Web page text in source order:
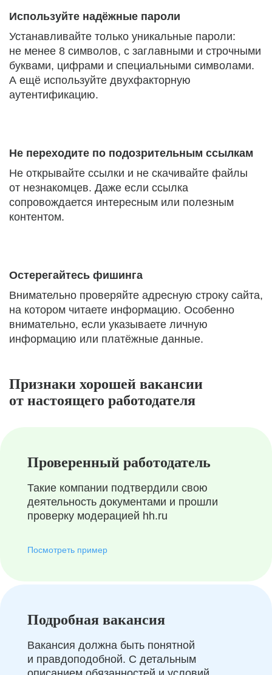
Используйте надёжные пароли
Устанавливайте только уникальные пароли:
не менее 8 символов, с заглавными и строчными
буквами, цифрами и специальными символами.
А ещё используйте двухфакторную
аутентификацию.
Не переходите по подозрительным ссылкам
Не открывайте ссылки и не скачивайте файлы
от незнакомцев. Даже если ссылка
сопровождается интересным или полезным
контентом.
Остерегайтесь фишинга
Внимательно проверяйте адресную строку сайта,
на котором читаете информацию. Особенно
внимательно, если указываете личную
информацию или платёжные данные.
Признаки хорошей вакансии
от настоящего работодателя
Проверенный работодатель
Такие компании подтвердили свою
деятельность документами и прошли
проверку модерацией hh.ru
Посмотреть пример
Подробная вакансия
Вакансия должна быть понятной
и правдоподобной. С детальным